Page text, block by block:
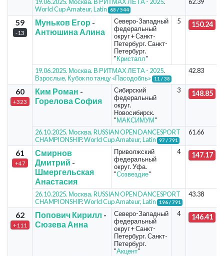
World Cup Amateur, Latin
68 / 544
59
-13
Муньков Егор -
Антюшина Алина
Северо-Западный
федеральный
округ + Санкт-
Петербург. Санкт-
Петербург.
"Кристалл"
5 150.24
19.06.2025. Москва. В РИТМАХ ЛЕТА - 2025.
Взрослые, Кубок по танцу «Пасодобль»
11 / 38
42.83
60
+323
Ким Роман -
Горелова София
Сибирский
федеральный
округ.
Новосибирск.
"МАКСИМУМ"
3 148.85
26.10.2025. Москва. RUSSIAN OPEN DANCESPORT
CHAMPIONSHIP.World Cup Amateur, Latin 97 / 791
61.66
61
+47
Смирнов
Дмитрий -
Шмергельская
Анастасия
Приволжский
федеральный
округ. Уфа.
"Созвездие"
4 147.17
26.10.2025. Москва. RUSSIAN OPEN DANCESPORT
CHAMPIONSHIP.World Cup Amateur, Latin 196 / 791
43.38
62
+111
Попович Кирилл -
Сюзева Анна
Северо-Западный
федеральный
округ + Санкт-
Петербург. Санкт-
Петербург.
"Акцент"
4 146.41